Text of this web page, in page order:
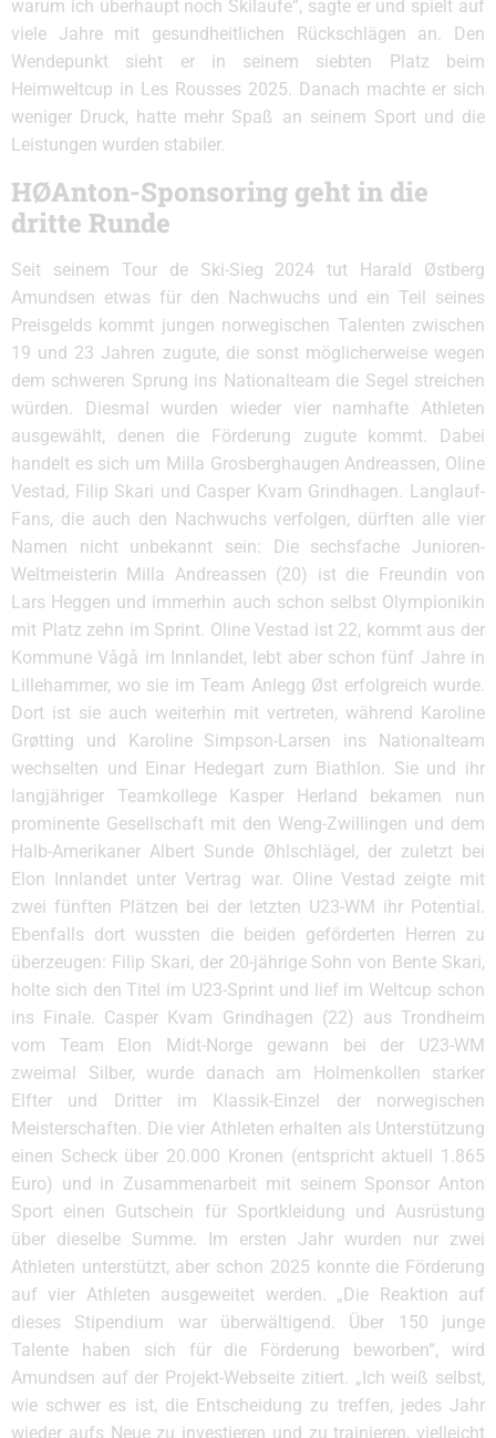
warum ich überhaupt noch Skilaufe“, sagte er und spielt auf
viele Jahre mit gesundheitlichen Rückschlägen an. Den
Wendepunkt sieht er in seinem siebten Platz beim
Heimweltcup in Les Rousses 2025. Danach machte er sich
weniger Druck, hatte mehr Spaß an seinem Sport und die
Leistungen wurden stabiler.
HØAnton-Sponsoring geht in die
dritte Runde
Seit seinem Tour de Ski-Sieg 2024 tut Harald Østberg
Amundsen etwas für den Nachwuchs und ein Teil seines
Preisgelds kommt jungen norwegischen Talenten zwischen
19 und 23 Jahren zugute, die sonst möglicherweise wegen
dem schweren Sprung ins Nationalteam die Segel streichen
würden. Diesmal wurden wieder vier namhafte Athleten
ausgewählt, denen die Förderung zugute kommt. Dabei
handelt es sich um Milla Grosberghaugen Andreassen, Oline
Vestad, Filip Skari und Casper Kvam Grindhagen. Langlauf-
Fans, die auch den Nachwuchs verfolgen, dürften alle vier
Namen nicht unbekannt sein: Die sechsfache Junioren-
Weltmeisterin Milla Andreassen (20) ist die Freundin von
Lars Heggen und immerhin auch schon selbst Olympionikin
mit Platz zehn im Sprint. Oline Vestad ist 22, kommt aus der
Kommune Vågå im Innlandet, lebt aber schon fünf Jahre in
Lillehammer, wo sie im Team Anlegg Øst erfolgreich wurde.
Dort ist sie auch weiterhin mit vertreten, während Karoline
Grøtting und Karoline Simpson-Larsen ins Nationalteam
wechselten und Einar Hedegart zum Biathlon. Sie und ihr
langjähriger Teamkollege Kasper Herland bekamen nun
prominente Gesellschaft mit den Weng-Zwillingen und dem
Halb-Amerikaner Albert Sunde Øhlschlägel, der zuletzt bei
Elon Innlandet unter Vertrag war. Oline Vestad zeigte mit
zwei fünften Plätzen bei der letzten U23-WM ihr Potential.
Ebenfalls dort wussten die beiden geförderten Herren zu
überzeugen: Filip Skari, der 20-jährige Sohn von Bente Skari,
holte sich den Titel im U23-Sprint und lief im Weltcup schon
ins Finale. Casper Kvam Grindhagen (22) aus Trondheim
vom Team Elon Midt-Norge gewann bei der U23-WM
zweimal Silber, wurde danach am Holmenkollen starker
Elfter und Dritter im Klassik-Einzel der norwegischen
Meisterschaften. Die vier Athleten erhalten als Unterstützung
einen Scheck über 20.000 Kronen (entspricht aktuell 1.865
Euro) und in Zusammenarbeit mit seinem Sponsor Anton
Sport einen Gutschein für Sportkleidung und Ausrüstung
über dieselbe Summe. Im ersten Jahr wurden nur zwei
Athleten unterstützt, aber schon 2025 konnte die Förderung
auf vier Athleten ausgeweitet werden. „Die Reaktion auf
dieses Stipendium war überwältigend. Über 150 junge
Talente haben sich für die Förderung beworben“, wird
Amundsen auf der Projekt-Webseite zitiert. „Ich weiß selbst,
wie schwer es ist, die Entscheidung zu treffen, jedes Jahr
wieder aufs Neue zu investieren und zu trainieren, vielleicht